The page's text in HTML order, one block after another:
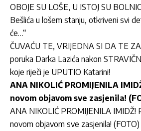
OBOJE SU LOŠE, U ISTOJ SU
Bešlića u lošem stanju, otkriveni svi
će…“
ČUVAĆU TE, VRIJEDNA SI DA TE
poruka Darka Lazića nakon
koje riječi je UPUTIO Katarini!
ANA NIKOLIĆ PROMIJENILA
novom objavom sve zasjenila!
ANA NIKOLIĆ PROMIJENILA IMIDŽ!
novom objavom sve zasjenila! (FOTO)